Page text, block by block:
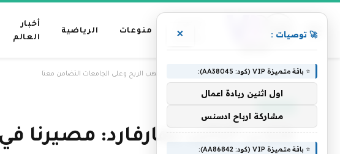
رئيسية
منوعات الرياضية
أخبار
العالم
الرئيسية » طلاب أجانب بهارفارد: مصيرنا في مهب الريح وعلى الجامعات التضامن معنا
طلاب أجانب بهارفارد: مصيرنا
🚀 توصيات : ×
⭐ باقة متميزة VIP (كود: AA38045):
اول اثنين ريادة اعمال
مشاركة ارباح ادسنس
⭐ باقة متميزة VIP (كود: AA86842):